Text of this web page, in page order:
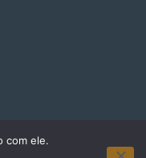
com ele.